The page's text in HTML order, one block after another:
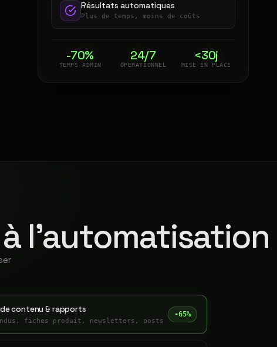
Résultats automatiques
Plus de temps, moins de coûts
-70%
TEMPS ADMIN
24/7
OPÉRATIONNEL
<30j
MISE EN PLACE
l'automatisation
contenu & rapports
fiches produit, newsletters, posts
-65%